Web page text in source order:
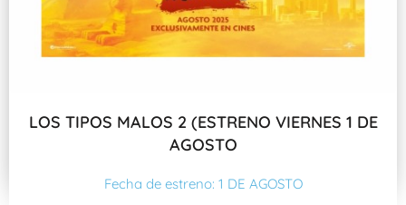
LOS TIPOS MALOS 2 (ESTRENO VIERNES 1 DE
AGOSTO
Fecha de estreno: 1 DE AGOSTO